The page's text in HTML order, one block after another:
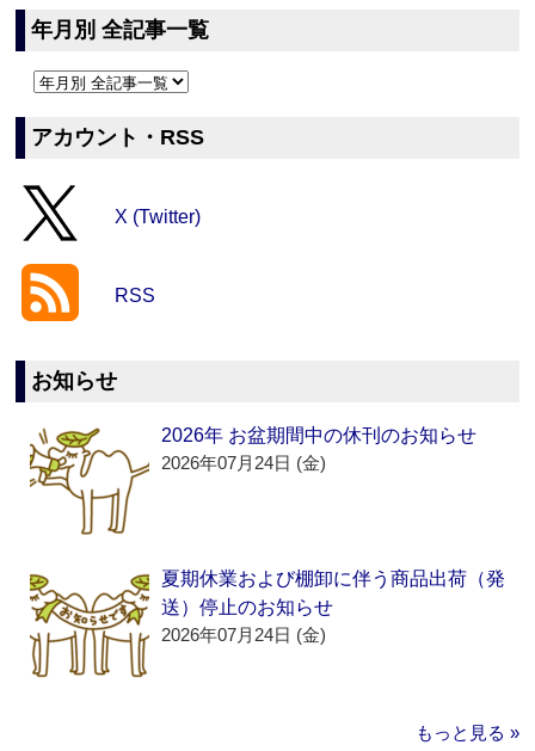
年月別 全記事一覧
アカウント・RSS
X (Twitter)
RSS
お知らせ
2026年 お盆期間中の休刊のお知らせ
2026年07月24日 (金)
夏期休業および棚卸に伴う商品出荷（発
送）停止のお知らせ
2026年07月24日 (金)
もっと見る »